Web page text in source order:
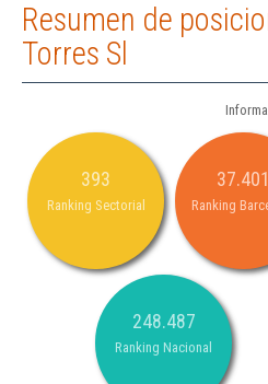
Resumen de
Torres Sl
393
Ranking Sectorial
37.401
Ranking
248.487
Ranking Nacional